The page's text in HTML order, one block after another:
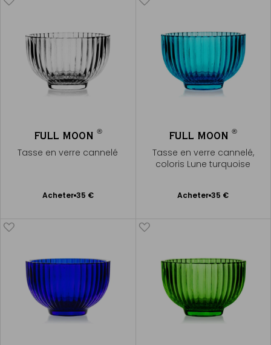
FULL MOON ®
Tasse en verre cannelé
Acheter 35 €
Ajouter
FULL MOON®
Tasse en verre cannelé,
coloris Lune turquoise
Acheter 35 €
Ajouter